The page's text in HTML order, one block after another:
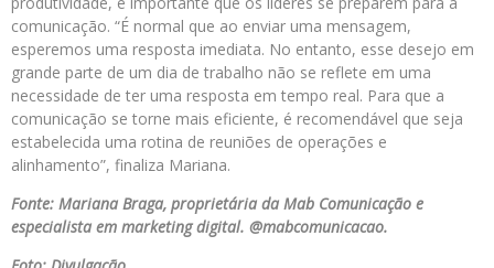
comunicação. “É normal que ao enviar uma mensagem,
esperemos uma resposta imediata. No entanto, esse desejo em
grande parte de um dia de trabalho não se reflete em uma
necessidade de ter uma resposta em tempo real. Para que a
comunicação se torne mais eficiente, é recomendável que seja
estabelecida uma rotina de reuniões de operações e
alinhamento”, finaliza Mariana.
Fonte: Mariana Braga, proprietária da Mab Comunicação e
especialista em marketing digital. @mabcomunicacao.